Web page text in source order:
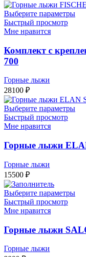
Выберите параметры
Быстрый просмотр
Мне нравится
Комплект с
700
Горные лыжи
28100 ₽
Выберите параметры
Быстрый просмотр
Мне нравится
Горные лыжи
Горные лыжи
15500 ₽
Выберите параметры
Быстрый просмотр
Мне нравится
Горные лыжи
Горные лыжи